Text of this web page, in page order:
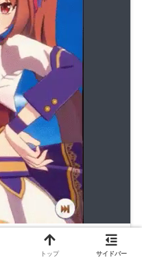
トップ サイドバー